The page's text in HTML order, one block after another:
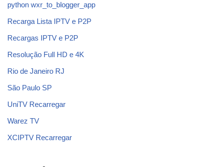
python wxr_to_blogger_app
Recarga Lista IPTV e P2P
Recargas IPTV e P2P
Resolução Full HD e 4K
Rio de Janeiro RJ
São Paulo SP
UniTV Recarregar
Warez TV
XCIPTV Recarregar